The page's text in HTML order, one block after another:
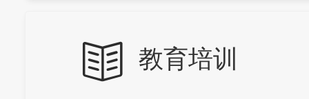
教育培训